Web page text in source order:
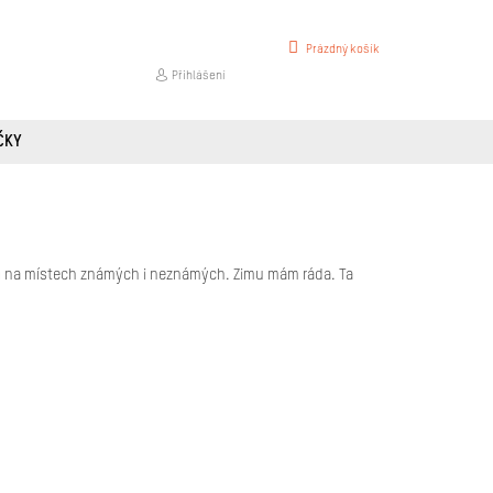
Přihlášení
NÁKUPNÍ
Prázdný košík
místech známých i neznámých. Zimu mám ráda. Ta